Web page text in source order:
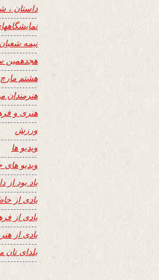
داستان ،
نیمه شعبان
هجدهمین
هشتم
هنرمندان
هنری و
ورزش
ویدیو ها
ویدیو
یاد بود از
یادی از
یادی از
یادی از
یلدای تان